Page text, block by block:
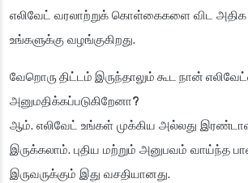
எலிவேட் வரலாற்றுக் கொள்கைகளை விட அதிக
உங்களுக்கு வழங்குகிறது.
வேறொரு திட்டம் இருந்தாலும் கூட நான்
அனுமதிக்கப்படுகிறேனா?
ஆம். எலிவேட் உங்கள் முக்கிய அல்லது
இருக்கலாம். புதிய மற்றும் அனுபவம் வாய்ந்த
இருவருக்கும் இது வசதியானது.